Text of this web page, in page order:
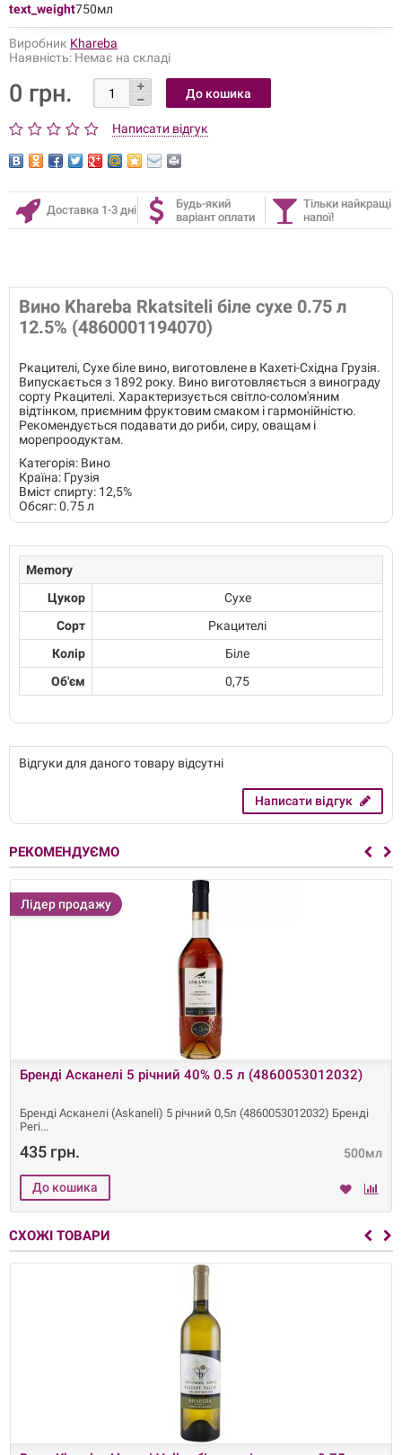
text_weight750мл
Виробник Khareba
Наявність: Немає на складі
0 грн.
Написати відгук
Доставка 1-3 дні
Будь-який
варіант оплати
Тільки найкращі
напої!
Вино Khareba Rkatsiteli біле сухе 0.75 л
12.5% ​​(4860001194070)
Ркацителі, Сухе біле вино, виготовлене в Кахеті-Східна Грузія.
Випускається з 1892 року. Вино виготовляється з винограду
сорту Ркацителі. Характеризується світло-солом'яним
відтінком, приємним фруктовим смаком і гармонійністю.
Рекомендується подавати до риби, сиру, оващам і
морепроодуктам.
Категорія: Вино
Країна: Грузія
Вміст спирту: 12,5%
Обсяг: 0.75 л
Memory
Цукор
Сухе
Сорт
Ркацителі
Колір
Біле
Об'єм
0,75
Відгуки для даного товару відсутні
Написати відгук
РЕКОМЕНДУЄМО
Лідер продажу
Бренді Асканелі 5 річний 40% 0.5 л (4860053012032)
Бренді Асканелі (Askaneli) 5 річний 0,5л (4860053012032) Бренді
Регі
500мл
435 грн.
СХОЖІ ТОВАРИ